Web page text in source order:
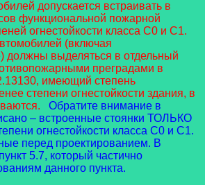
допускается встраивать в
функциональной пожарной
огнестойкости класса С0 и С1.
(включая
должны выделяться в отдельный
преградами в
имеющий степень
степени огнестойкости здания, в
Обратите внимание в
– встроенные стоянки ТОЛЬКО
огнестойкости класса С0 и С1.
перед проектированием. В
5.7, который частично
данного пункта.